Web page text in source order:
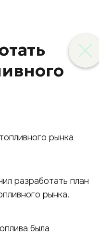
разработать план
рынка.
была